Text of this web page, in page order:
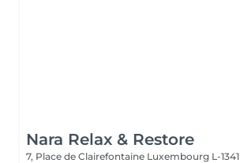
Nara Relax & Restore
7, Place de Clairefontaine Luxembourg L-1341